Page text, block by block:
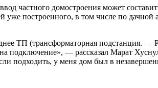
частного домостроения может
уже построенного, в том числе по
ТП (трансформаторная подстанция.
подключение», — рассказал Марат
подходить, у меня дом был в